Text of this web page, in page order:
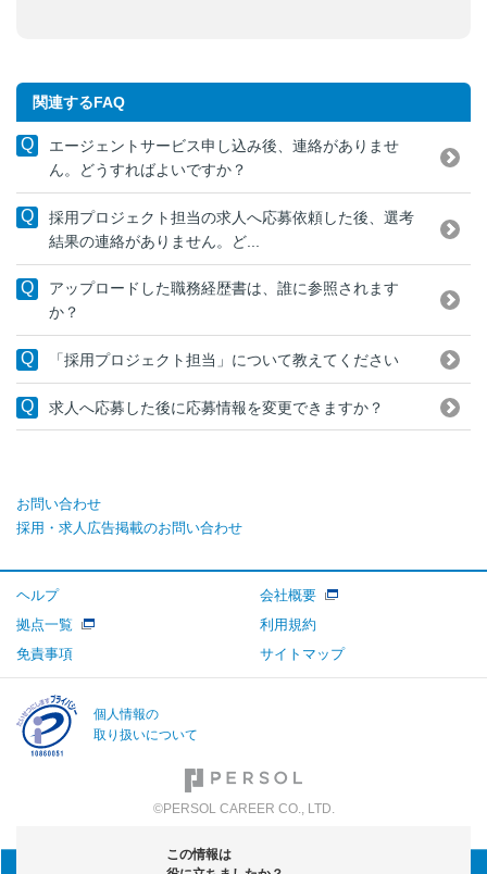
この情報は
関連するFAQ
エージェントサービス申し込み後、連絡がありませ
ん。どうすればよいですか？
採用プロジェクト担当の求人へ応募依頼した後、選考
結果の連絡がありません。ど...
アップロードした職務経歴書は、誰に参照されます
か？
「採用プロジェクト担当」について教えてください
求人へ応募した後に応募情報を変更できますか？
お問い合わせ
採用・求人広告掲載のお問い合わせ
ヘルプ
会社概要
拠点一覧
利用規約
免責事項
サイトマップ
個人情報の
取り扱いについて
©PERSOL CAREER CO., LTD.